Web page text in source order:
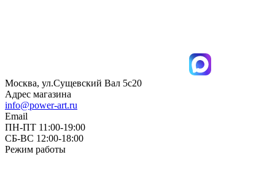
Москва, ул.Сущевский Вал 5с20
Адрес магазина
info@power-art.ru
Email
ПН-ПТ 11:00-19:00
СБ-ВС 12:00-18:00
Режим работы